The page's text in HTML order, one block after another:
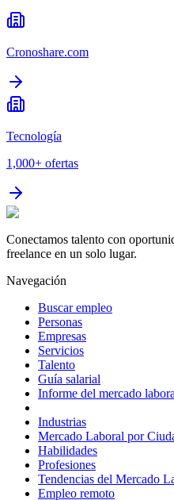
Cronoshare.com
Tecnología
1,000+ ofertas
Conectamos talento con
freelance en un solo lugar.
Navegación
Buscar empleo
Personas
Empresas
Servicios
Talento
Guía salarial
Informe del mercado
Industrias
Mercado Laboral por
Habilidades
Profesiones
Tendencias del Mercado
Empleo remoto